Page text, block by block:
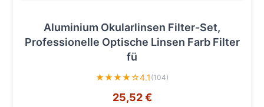
Aluminium Okularlinsen Filter-Set,
Professionelle Optische Linsen Farb Filter
fü
★★★★☆4.1 (104)
25,52 €